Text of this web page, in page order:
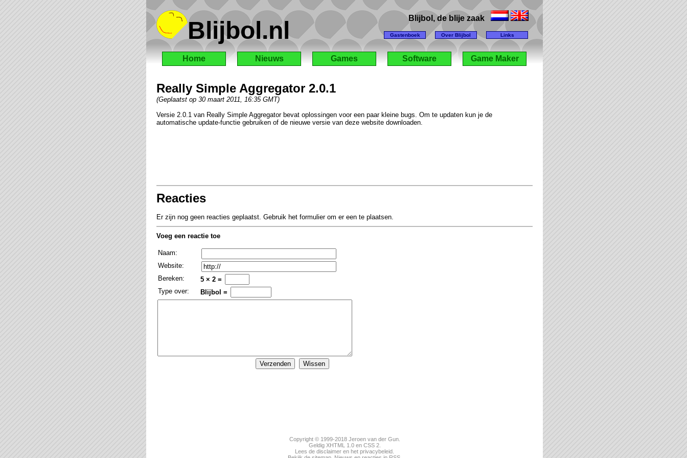
Blijbol.nl Blijbol, de blije zaak
Links
Over Blijbol
Gastenboek
Home Nieuws Games Software Game Maker
Really Simple Aggregator 2.0.1
(Geplaatst op 30 maart 2011, 16:35 GMT)
Versie 2.0.1 van Really Simple Aggregator bevat oplossingen voor een paar kleine bugs. Om te updaten kun je de
automatische update-functie gebruiken of de nieuwe versie van deze website downloaden.
Reacties
Er zijn nog geen reacties geplaatst. Gebruik het formulier om er een te plaatsen.
Voeg een reactie toe
Naam:
Website:
Bereken:
5 × 2 =
Type over:
Blijbol =
Copyright © 1999-2018 Jeroen van der Gun.
Geldig XHTML 1.0en CSS 2.
Lees de disclaimer en het privacybeleid.